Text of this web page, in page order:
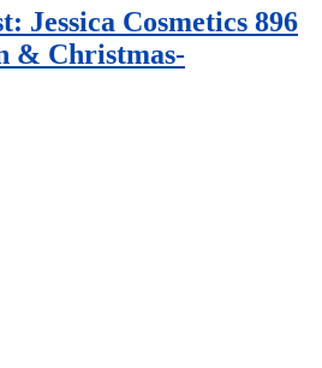
Jessica Cosmetics 896
& Christmas-